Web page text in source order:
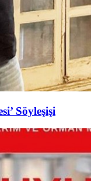
Söyleşişi